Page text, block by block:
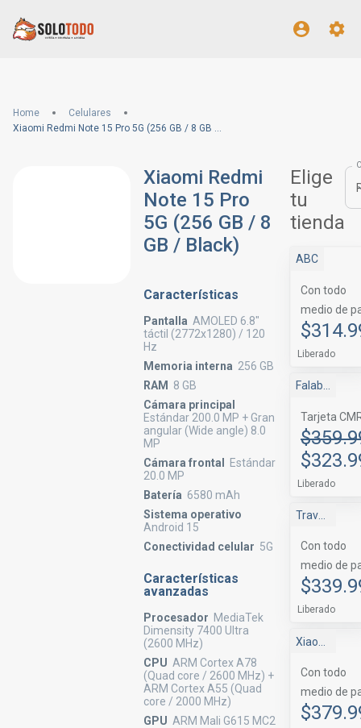
Home
Celulares
Xiaomi Redmi Note 15 Pro 5G (256 GB / 8 GB / Black)
Xiaomi Redmi
Note 15 Pro
5G (256 GB / 8
GB / Black)
Características
Pantalla AMOLED 6.8"
táctil (2772x1280) / 120
Hz
Memoria interna 256 GB
RAM
8 GB
Cámara principal
Estándar 200.0 MP + Gran
angular (Wide angle) 8.0
MP
Cámara frontal
Estándar
20.0 MP
Batería 6580 mAh
Sistema operativo
Android 15
Conectividad celular 5G
Características
avanzadas
Procesador MediaTek
Dimensity 7400 Ultra
(2600 MHz)
CPU ARM Cortex A78
(Quad core / 2600 MHz) +
ARM Cortex A55 (Quad
core / 2000 MHz)
GPU ARM Mali G615 MC2
Elige
tu
tienda
ABC
Con todo
medio de
Liberado
Tarjeta
Liberado
Con todo
medio de
Liberado
Con todo
medio de